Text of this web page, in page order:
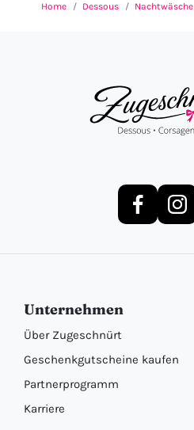
Home Dessous Nachtwäsche
Unternehmen
Über Zugeschnürt
Geschenkgutscheine kaufen
Partnerprogramm
Karriere